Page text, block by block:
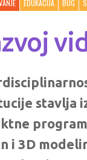
EDUKACIJA BUG
stavlja
i 3D